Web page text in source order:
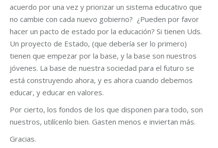
acuerdo por una vez y priorizar un sistema educativo que
no cambie con cada nuevo gobierno? ¿Pueden por favor
hacer un pacto de estado por la educación? Si tienen Uds.
Un proyecto de Estado, (que debería ser lo primero)
tienen que empezar por la base, y la base son nuestros
jóvenes. La base de nuestra sociedad para el futuro se
está construyendo ahora, y es ahora cuando debemos
educar, y educar en valores.
Por cierto, los fondos de los que disponen para todo, son
nuestros, utilícenlo bien. Gasten menos e inviertan más.
Gracias.